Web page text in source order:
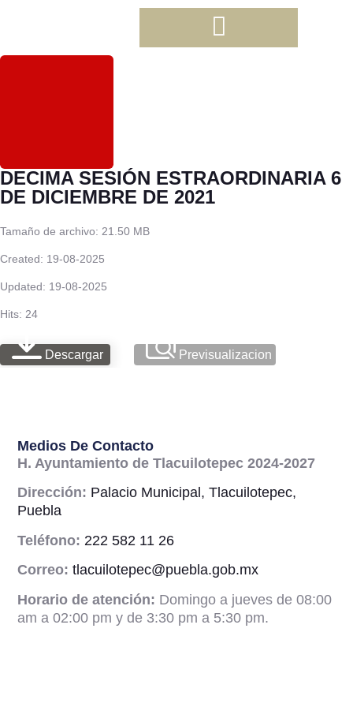
DECIMA SESIÓN ESTRAORDINARIA 6
DE DICIEMBRE DE 2021
Tamaño de archivo: 21.50 MB
Created: 19-08-2025
Updated: 19-08-2025
Hits: 24
Descargar Previsualizacion
Medios De Contacto
H. Ayuntamiento de Tlacuilotepec 2024-2027
Dirección: Palacio Municipal, Tlacuilotepec,
Puebla
Teléfono: 222 582 11 26
Correo: tlacuilotepec@puebla.gob.mx
Horario de atención: Domingo a jueves de 08:00
am a 02:00 pm y de 3:30 pm a 5:30 pm.